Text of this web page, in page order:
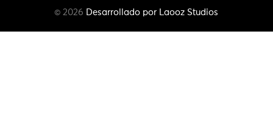
© 2026 Desarrollado por Laooz Studios